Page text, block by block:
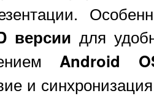
версии для
Android
и